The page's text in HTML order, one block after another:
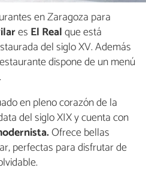
en Zaragoza para
es El Realque está
del siglo XV. Además
dispone de un menú
en pleno corazón de la
del siglo XIX y cuenta con
Ofrece bellas
perfectas para disfrutar de